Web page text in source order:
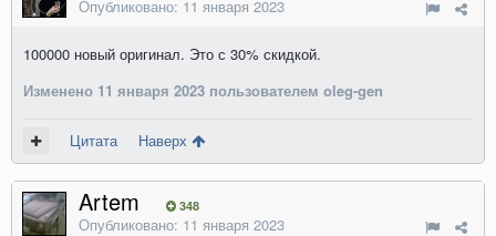
Опубликовано: 11 января 2023
100000 новый оригинал. Это с 30% скидкой.
Изменено 11 января 2023 пользователем oleg-gen
Цитата Наверх
Artem 348
Опубликовано: 11 января 2023